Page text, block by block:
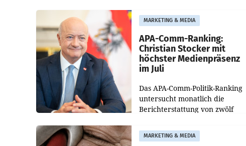
entsprechende
Medienberichte.
MARKETING & MEDIA
APA-Comm-Ranking:
Christian Stocker mit
höchster Medienpräsenz
im Juli
Das APA-Comm-Politik-Ranking
untersucht monatlich die
Berichterstattung von zwölf
Tageszeitungen und analysiert,
welche Politikerinnen und
MARKETING & MEDIA